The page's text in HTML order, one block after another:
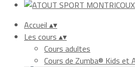
Accueil ▴▾
Les cours ▴▾
Cours adultes
Cours de Zumba® Kids et